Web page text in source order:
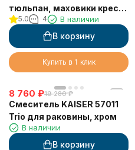
тюльпан, маховики крест
керамика, излив
поворотный, низкий
5.0 4 В наличии
В корзину
Купить в 1 клик
8 760 ₽19 280 ₽
Смеситель KAISER 57011
Trio для раковины, хром
В наличии
В корзину